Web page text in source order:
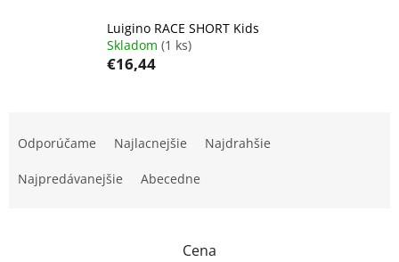
Luigino RACE SHORT Kids
Skladom (1 ks)
€16,44
Odporúčame Najlacnejšie Najdrahšie
Najpredávanejšie Abecedne
Cena